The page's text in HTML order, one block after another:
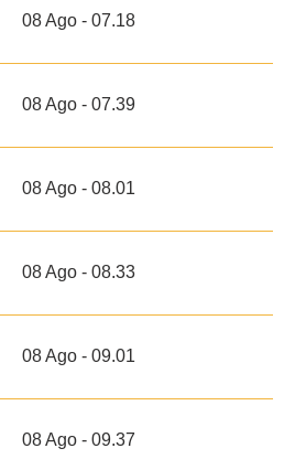
08 Ago - 07.18
08 Ago - 07.39
08 Ago - 08.01
08 Ago - 08.33
08 Ago - 09.01
08 Ago - 09.37